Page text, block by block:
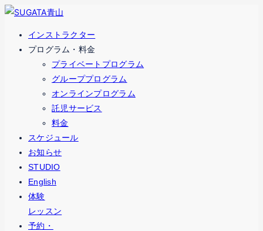
コ
ナ
インストラクター
プログラム・料金
プライベートプログラム
グループプログラム
オンラインプログラム
託児サービス
料金
スケジュール
お知らせ
STUDIO
English
体験
レッスン
予約・